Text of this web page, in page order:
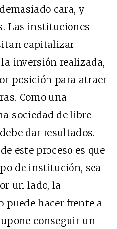
cara, y
Las instituciones
capitalizar
inversión realizada,
posición para atraer
Como una
sociedad de libre
dar resultados.
este proceso es que
de institución, sea
un lado, la
hacer frente a
conseguir un